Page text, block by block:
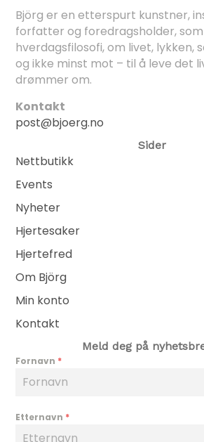
Björg er en etterspurt kunstner,
forfatter og foredragsholder,
hverdagsfilosofi, om livet, lykken,
og ikke minst mot – til å leve det
drømmer om.
Kontakt
post@bjoerg.no
Sider
Nettbutikk
Events
Nyheter
Hjertesaker
Hjertefred
Om Björg
Min konto
Kontakt
Meld deg på
Fornavn *
Etternavn *